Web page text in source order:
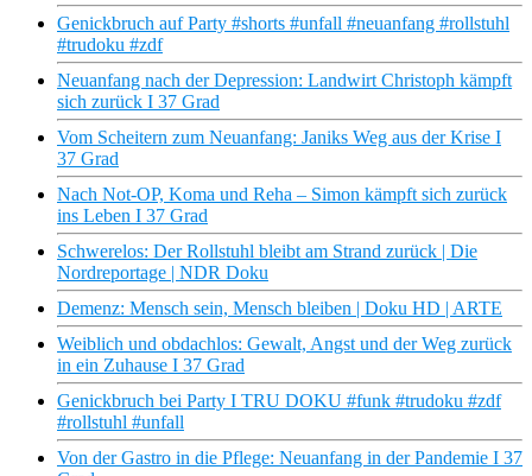
Genickbruch auf Party #shorts #unfall #neuanfang #rollstuhl
#trudoku #zdf
Neuanfang nach der Depression: Landwirt Christoph kämpft
sich zurück I 37 Grad
Vom Scheitern zum Neuanfang: Janiks Weg aus der Krise I
37 Grad
Nach Not-OP, Koma und Reha – Simon kämpft sich zurück
ins Leben I 37 Grad
Schwerelos: Der Rollstuhl bleibt am Strand zurück | Die
Nordreportage | NDR Doku
Demenz: Mensch sein, Mensch bleiben | Doku HD | ARTE
Weiblich und obdachlos: Gewalt, Angst und der Weg zurück
in ein Zuhause I 37 Grad
Genickbruch bei Party I TRU DOKU #funk #trudoku #zdf
#rollstuhl #unfall
Von der Gastro in die Pflege: Neuanfang in der Pandemie I 37